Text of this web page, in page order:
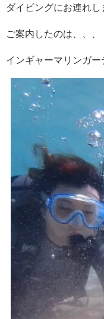
ダイビングにお連れし
ご案内したのは、、、
インギャーマリンガ